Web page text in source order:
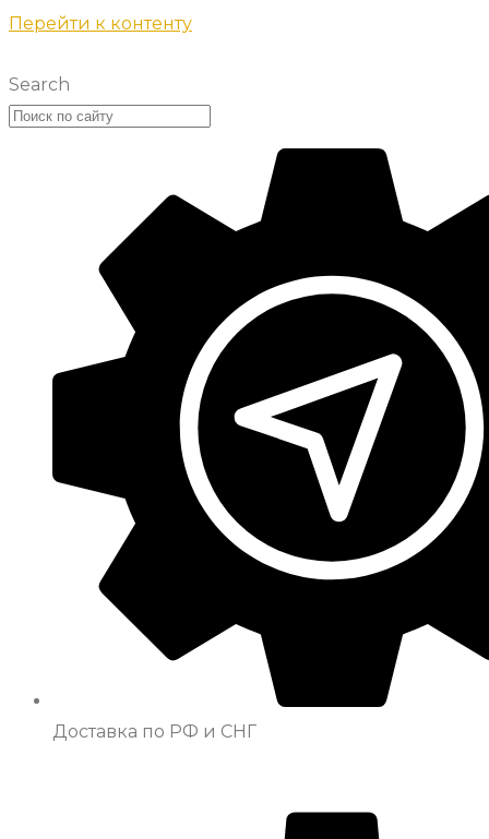
Перейти к контенту
Search
Доставка по РФ и СНГ